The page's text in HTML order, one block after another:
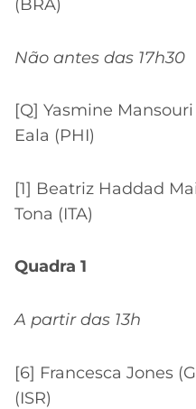
(BRA)
Não antes das 17h30
[Q] Yasmine
Eala (PHI)
[1] Beatriz Haddad
Tona (ITA)
Quadra 1
A partir das 13h
[6] Francesca Jones
(ISR)